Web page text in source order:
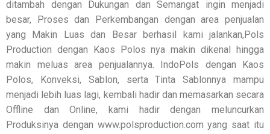
ditambah dengan Dukungan dan Semangat ingin menjadi
besar, Proses dan Perkembangan dengan area penjualan
yang Makin Luas dan Besar berhasil kami jalankan,Pols
Production dengan Kaos Polos nya makin dikenal hingga
makin meluas area penjualannya. IndoPols dengan Kaos
Polos, Konveksi, Sablon, serta Tinta Sablonnya mampu
menjadi lebih luas lagi, kembali hadir dan memasarkan secara
Offline dan Online, kami hadir dengan meluncurkan
Produksinya dengan www.polsproduction.com yang saat itu